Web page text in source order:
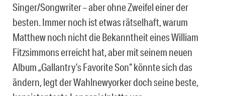
Singer/Songwriter – aber ohne Zweifel einer der
besten. Immer noch ist etwas rätselhaft, warum
Matthew noch nicht die Bekanntheit einesWilliam
Fitzsimmons erreicht hat, aber mit seinem neuen
Album „Gallantry’s Favorite Son“ könnte sich das
ändern, legt derWahlnewyorker doch seine beste,